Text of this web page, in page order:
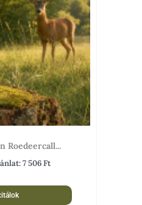
Roedeercall...
7 506Ft